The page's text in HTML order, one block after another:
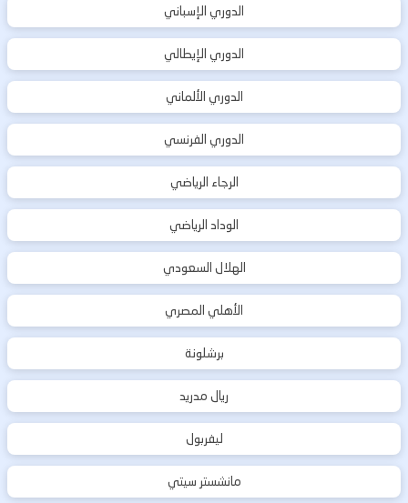
الدوري الإسباني
الدوري الإيطالي
الدوري الألماني
الدوري الفرنسي
الرجاء الرياضي
الوداد الرياضي
الهلال السعودي
الأهلي المصري
برشلونة
ريال مدريد
ليفربول
مانشستر سيتي